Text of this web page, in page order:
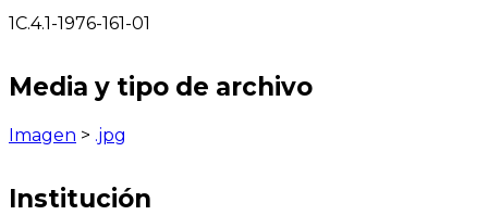
1C.4.1-1976-161-01
Media y tipo de archivo
Imagen > .jpg
Institución